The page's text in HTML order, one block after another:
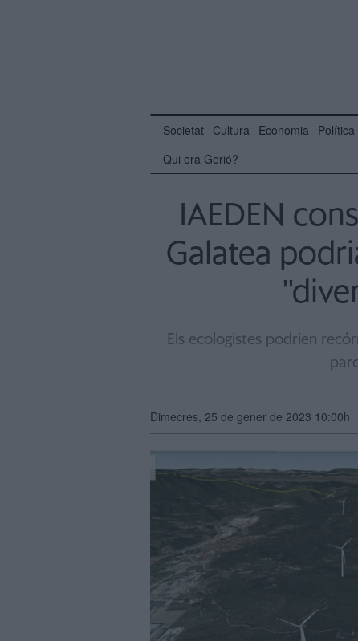
Societat Cultura Economia Política
Qui era Gerió?
IAEDEN
Galatea
Els ecologistes podrien
Dimecres, 25 de gener de 2023 10:00h